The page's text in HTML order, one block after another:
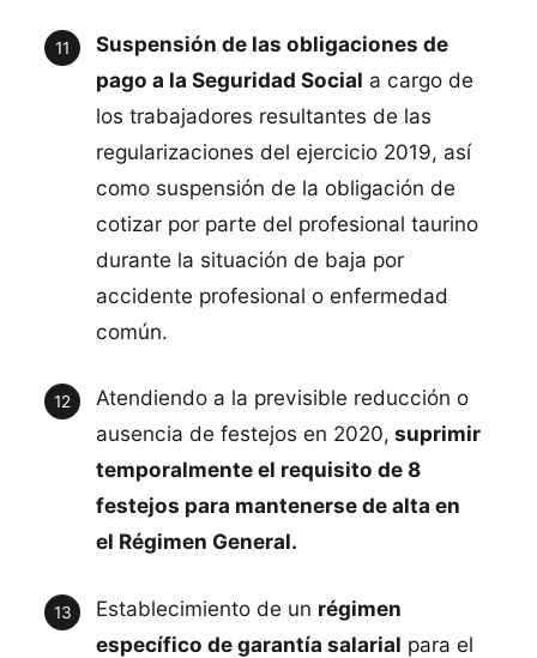
Suspensión de las obligaciones de
pago a la Seguridad Social a cargo de
los trabajadores resultantes de las
regularizaciones del ejercicio 2019, así
como suspensión de la obligación de
cotizar por parte del profesional taurino
durante la situación de baja por
accidente profesional o enfermedad
común.
Atendiendo a la previsible reducción o
ausencia de festejos en 2020, suprimir
temporalmente el requisito de 8
festejos para mantenerse de alta en
el Régimen General.
Establecimiento de un régimen
específico de garantía salarial para el